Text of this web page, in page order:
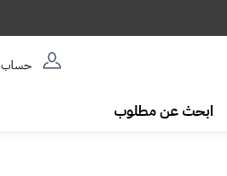
حساب
ابحث عن مطلوب